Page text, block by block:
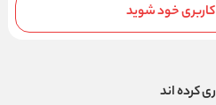
خود شوید
کرده اند